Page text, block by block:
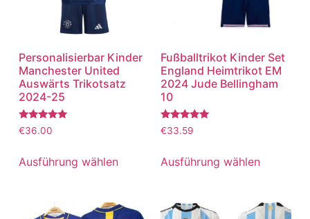
Personalisierbar Kinder
Manchester United
Auswärts Trikotsatz
2024-25
Bewertet
mit
€36.00
Ausführung wählen
Fußballtrikot Kinder Set
England Heimtrikot EM
2024 Jude Bellingham
10
Bewertet
mit
€33.59
Ausführung wählen